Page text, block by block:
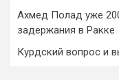
Ахмед Полад уже
задержания в Ракке
Курдский вопрос и